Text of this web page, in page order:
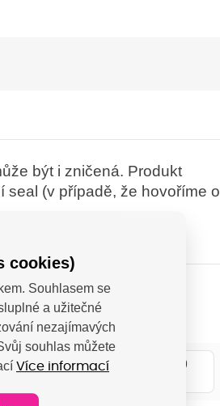
být i zničená. Produkt
seal (v případě, že hovoříme o
B.V.; Beechavenue 25, 1119
cookies)
Souhlasem se
a užitečné
nezajímavých
souhlas můžete
Více informací